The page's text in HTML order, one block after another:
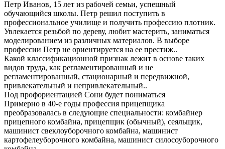
Петр Иванов, 15 лет из рабочей семьи, успешный
обучающийся школы. Петр решил поступить в
профессиональное училище и получить профессию плотник.
Увлекается резьбой по дереву, любит мастерить, заниматься
моделированием из различных материалов. В выборе
профессии Петр не ориентируется на ее престиж..
Какой классификационной признак лежит в основе таких
видов труда, как регламентированный и не
регламентированный, стационарный и передвижной,
привлекательный и непривлекательный..
Под профориентацией Сони будет пониматься
Примерно в 40-е годы профессия прицепщика
преобразовалась в следующие специальности: комбайнер
прицепного комбайна, прицепщик (обычный), сеяльщик,
машинист свеклоуборочного комбайна, машинист
картофелеуборочного комбайна, машинист силосоуборочного